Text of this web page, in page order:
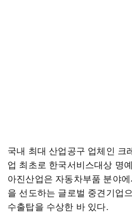
국내 최대 산업공구 업체인 크
업 최초로 한국서비스대상 명
아진산업은 자동차부품 분야
을 선도하는 글로벌 중견기업
수출탑을 수상한 바 있다.